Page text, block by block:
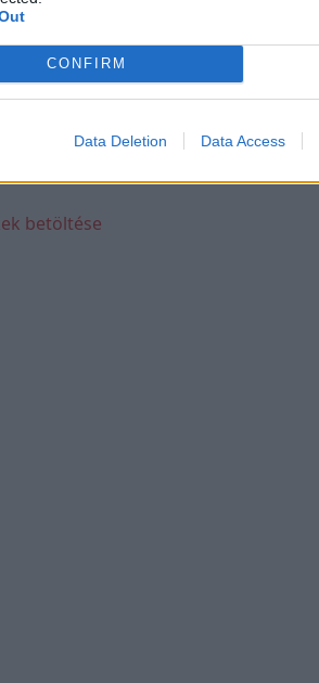
CONFIRM
Data Deletion Data Access
Európát.
betöltése